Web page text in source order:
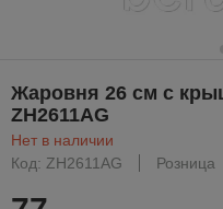
Жаровня 26 см с
ZH2611AG
Нет в наличии
Код: ZH2611AG
Розница